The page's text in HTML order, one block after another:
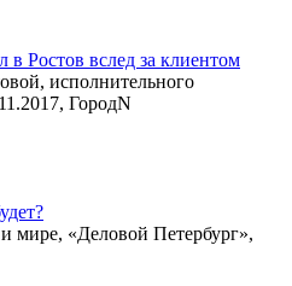
Ростов вслед за клиентом
исполнительного
ГородN
мире, «Деловой Петербург»,